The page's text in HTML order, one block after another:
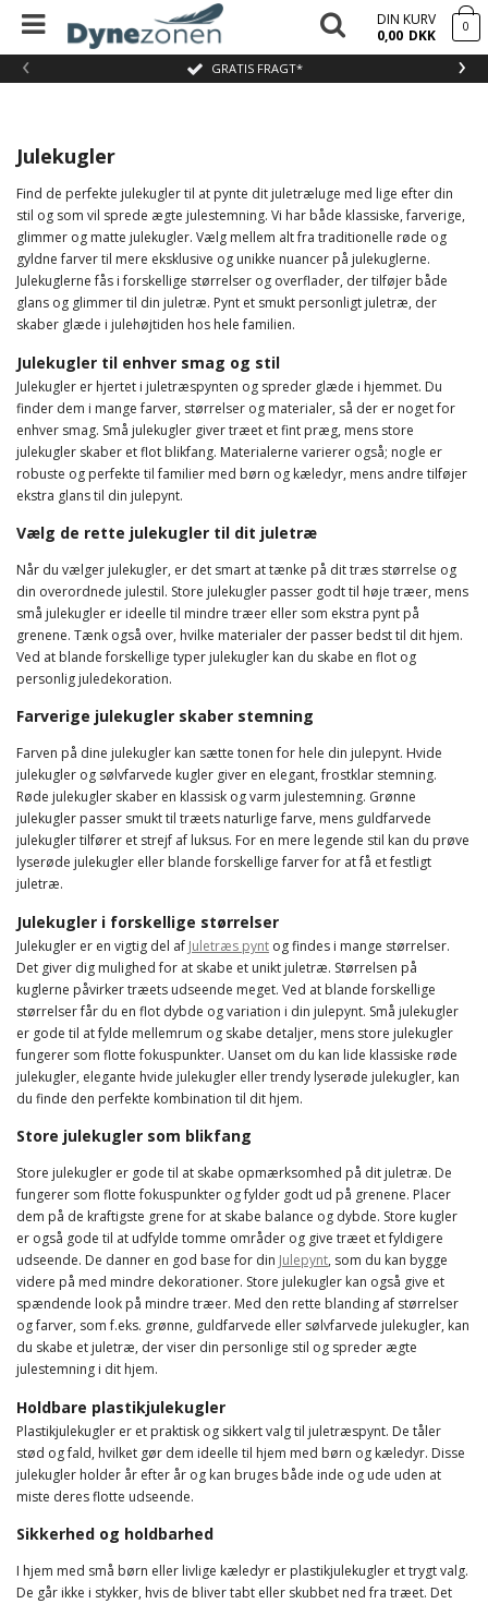
GRATIS FRAGT*
‹ ›
DIN KURV
0,00 DKK 0
Julekugler
Find de perfekte julekugler til at pynte dit juletræluge med lige efter din
stil og som vil sprede ægte julestemning. Vi har både klassiske, farverige,
glimmer og matte julekugler. Vælg mellem alt fra traditionelle røde og
gyldne farver til mere eksklusive og unikke nuancer på julekuglerne.
Julekuglerne fås i forskellige størrelser og overflader, der tilføjer både
glans og glimmer til din juletræ. Pynt et smukt personligt juletræ, der
skaber glæde i julehøjtiden hos hele familien.
Julekugler til enhver smag og stil
Julekugler er hjertet i juletræspynten og spreder glæde i hjemmet. Du
finder dem i mange farver, størrelser og materialer, så der er noget for
enhver smag. Små julekugler giver træet et fint præg, mens store
julekugler skaber et flot blikfang. Materialerne varierer også; nogle er
robuste og perfekte til familier med børn og kæledyr, mens andre tilføjer
ekstra glans til din julepynt.
Vælg de rette julekugler til dit juletræ
Når du vælger julekugler, er det smart at tænke på dit træs størrelse og
din overordnede julestil. Store julekugler passer godt til høje træer, mens
små julekugler er ideelle til mindre træer eller som ekstra pynt på
grenene. Tænk også over, hvilke materialer der passer bedst til dit hjem.
Ved at blande forskellige typer julekugler kan du skabe en flot og
personlig juledekoration.
Farverige julekugler skaber stemning
Farven på dine julekugler kan sætte tonen for hele din julepynt. Hvide
julekugler og sølvfarvede kugler giver en elegant, frostklar stemning.
Røde julekugler skaber en klassisk og varm julestemning. Grønne
julekugler passer smukt til træets naturlige farve, mens guldfarvede
julekugler tilfører et strejf af luksus. For en mere legende stil kan du prøve
lyserøde julekugler eller blande forskellige farver for at få et festligt
juletræ.
Julekugler i forskellige størrelser
Julekugler er en vigtig del af Juletræs pynt og findes i mange størrelser.
Det giver dig mulighed for at skabe et unikt juletræ. Størrelsen på
kuglerne påvirker træets udseende meget. Ved at blande forskellige
størrelser får du en flot dybde og variation i din julepynt. Små julekugler
er gode til at fylde mellemrum og skabe detaljer, mens store julekugler
fungerer som flotte fokuspunkter. Uanset om du kan lide klassiske røde
julekugler, elegante hvide julekugler eller trendy lyserøde julekugler, kan
du finde den perfekte kombination til dit hjem.
Store julekugler som blikfang
Store julekugler er gode til at skabe opmærksomhed på dit juletræ. De
fungerer som flotte fokuspunkter og fylder godt ud på grenene. Placer
dem på de kraftigste grene for at skabe balance og dybde. Store kugler
er også gode til at udfylde tomme områder og give træet et fyldigere
udseende. De danner en god base for din Julepynt, som du kan bygge
videre på med mindre dekorationer. Store julekugler kan også give et
spændende look på mindre træer. Med den rette blanding af størrelser
og farver, som f.eks. grønne, guldfarvede eller sølvfarvede julekugler, kan
du skabe et juletræ, der viser din personlige stil og spreder ægte
julestemning i dit hjem.
Holdbare plastikjulekugler
Plastikjulekugler er et praktisk og sikkert valg til juletræspynt. De tåler
stød og fald, hvilket gør dem ideelle til hjem med børn og kæledyr. Disse
julekugler holder år efter år og kan bruges både inde og ude uden at
miste deres flotte udseende.
Sikkerhed og holdbarhed
I hjem med små børn eller livlige kæledyr er plastikjulekugler et trygt valg.
De går ikke i stykker, hvis de bliver tabt eller skubbet ned fra træet. Det